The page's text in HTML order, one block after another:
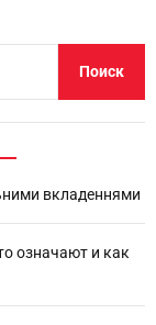
вкладеннями
означают и как